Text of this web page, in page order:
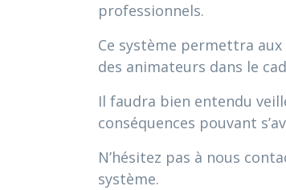
professionnels.
Ce système permettra
des animateurs dans le
Il faudra bien entendu
conséquences pouvant
N’hésitez pas à nous
système.